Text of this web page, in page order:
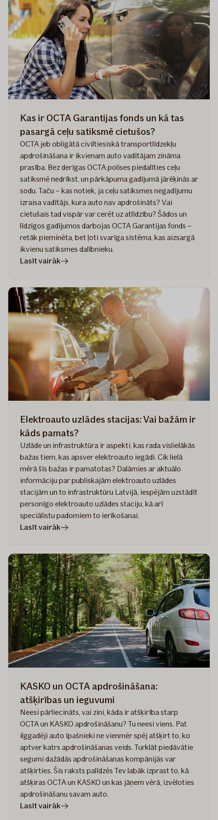
apdrošināšana
ir
derīga
ārzemēs?
OCTA
darbības
zonas,
Zaļā
karte
noderīgi
padomi
Kas ir OCTA Garantijas fonds un kā tas
pasargā ceļu satiksmē cietušos?
OCTA jeb obligātā civiltiesiskā transportlīdzekļu
apdrošināšana ir ikvienam auto vadītājam zināma
prasība. Bez derīgas OCTA polises piedalīties ceļu
satiksmē nedrīkst, un pārkāpuma gadījumā jārēķinās ar
sodu. Taču – kas notiek, ja ceļu satiksmes negadījumu
izraisa vadītājs, kura auto nav apdrošināts? Vai
cietušais tad vispār var cerēt uz atlīdzību? Šādos un
līdzīgos gadījumos darbojas OCTA Garantijas fonds –
retāk pieminēta, bet ļoti svarīga sistēma, kas aizsargā
ikvienu satiksmes dalībnieku.
Lasīt vairākrakstā
OCTA
Garantijas
fonds
un
kā
tas
pasargā
ceļu
satiksmē
cietušos?
Elektroauto uzlādes stacijas: Vai bažām ir
kāds pamats?
Uzlāde un infrastruktūra ir aspekti, kas rada vislielākās
bažas tiem, kas apsver elektroauto iegādi. Cik lielā
mērā šīs bažas ir pamatotas? Dalāmies ar aktuālo
informāciju par publiskajām elektroauto uzlādes
stacijām un to infrastruktūru Latvijā, iespējām uzstādīt
personīgo elektroauto uzlādes staciju, kā arī
speciālistu padomiem to ierīkošanai.
Lasīt vairākrakstā
stacijas:
Vai
bažām
ir
kāds
pamats?
KASKO un OCTA apdrošināšana:
atšķirības un ieguvumi
Neesi pārliecināts, vai zini, kāda ir atšķirība starp
OCTA un KASKO apdrošināšanu? Tu neesi viens. Pat
ilggadēji auto īpašnieki ne vienmēr spēj atšķirt to, ko
aptver katrs apdrošināšanas veids. Turklāt piedāvātie
segumi dažādās apdrošināšanas kompānijās var
atšķirties. Šis raksts palīdzēs Tev labāk izprast to, kā
atšķiras OCTA un KASKO un kas jāņem vērā, izvēloties
apdrošināšanu savam auto.
Lasīt vairākrakstā